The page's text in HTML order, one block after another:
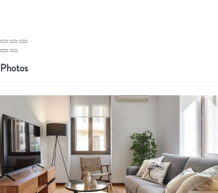
Photos